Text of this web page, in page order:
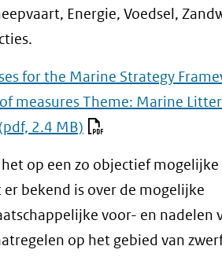
Energie, Voedsel,
for the Marine Strategy
measures Theme: Marine
(pdf, 2.4 MB)
op een zo objectief
bekend is over de mogelijke
voor- en nadelen
op het gebied van